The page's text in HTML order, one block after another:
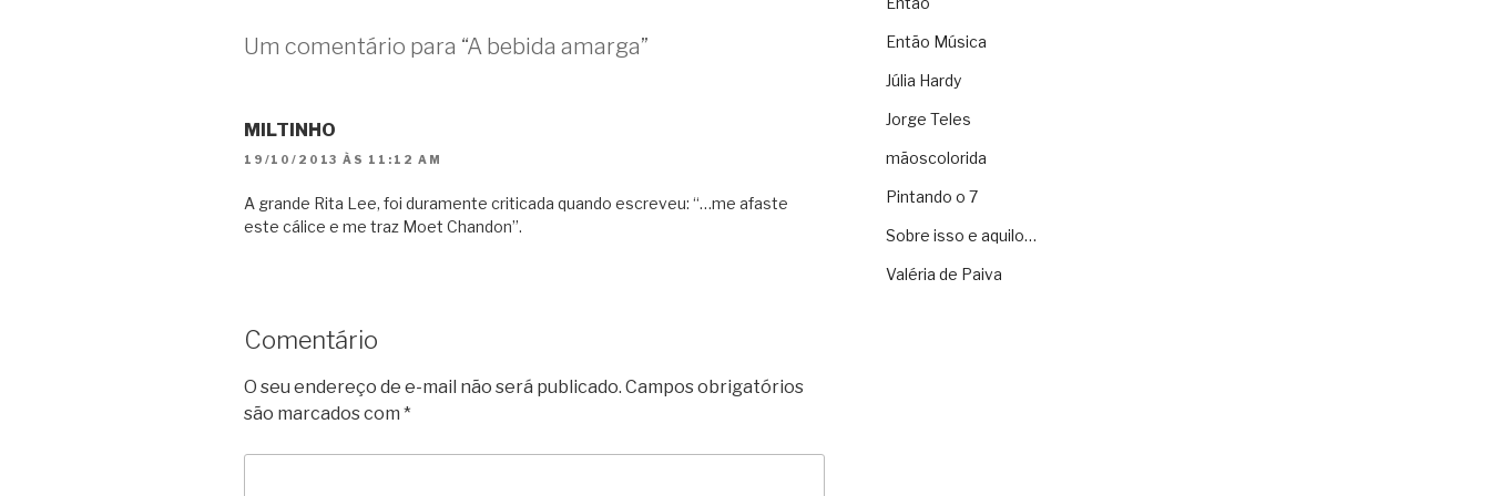
Um comentário para “A bebida amarga”
MILTINHO
19/10/2013 ÀS 11:12 AM
A grande Rita Lee, foi duramente criticada quando escreveu: “…me afaste
este cálice e me traz Moet Chandon”.
Comentário
O seu endereço de e-mail não será publicado. Campos obrigatórios
são marcados com *
Então Música
Júlia Hardy
Jorge Teles
mãoscolorida
Pintando o 7
Sobre isso e aquilo…
Valéria de Paiva